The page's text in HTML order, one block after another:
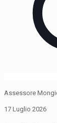
Assessore
17 Luglio 2026